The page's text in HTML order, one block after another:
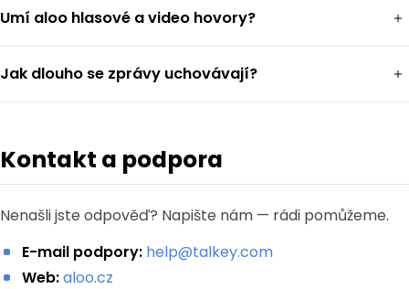
Umí aloo hlasové a video hovory?
Jak dlouho se zprávy uchovávají?
Kontakt a podpora
Nenašli jste odpověď? Napište nám — rádi pomůžeme.
E-mail podpory: help@talkey.com
Web:aloo.cz